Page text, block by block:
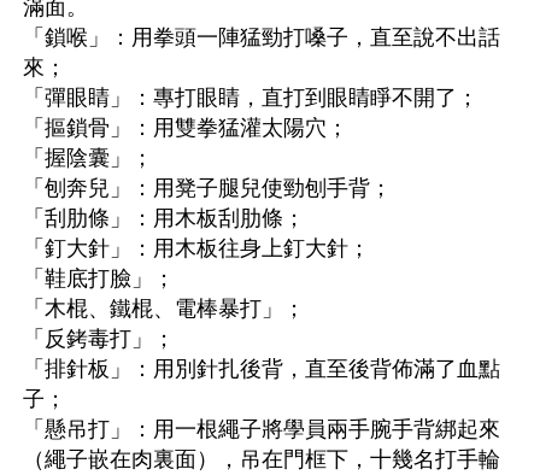
滿面。
「鎖喉」：用拳頭一陣猛勁打嗓子，直至說不出話
來；
「彈眼睛」：專打眼睛，直打到眼睛睜不開了；
「摳鎖骨」：用雙拳猛灌太陽穴；
「握陰囊」；
「刨奔兒」：用凳子腿兒使勁刨手背；
「刮肋條」：用木板刮肋條；
「釘大針」：用木板往身上釘大針；
「鞋底打臉」；
「木棍、鐵棍、電棒暴打」；
「反銬毒打」；
「排針板」：用別針扎後背，直至後背佈滿了血點
子；
「懸吊打」：用一根繩子將學員兩手腕手背綁起來
（繩子嵌在肉裏面），吊在門框下，十幾名打手輪